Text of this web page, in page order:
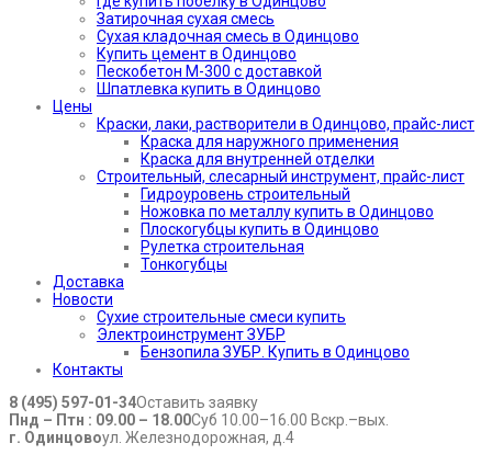
Затирочная сухая смесь
Сухая кладочная смесь в Одинцово
Купить цемент в Одинцово
Пескобетон М-300 с доставкой
Шпатлевка купить в Одинцово
Цены
Краски, лаки, растворители в Одинцово, прайс-лист
Краска для наружного применения
Краска для внутренней отделки
Строительный, слесарный инструмент, прайс-лист
Гидроуровень строительный
Ножовка по металлу купить в Одинцово
Плоскогубцы купить в Одинцово
Рулетка строительная
Тонкогубцы
Доставка
Новости
Сухие строительные смеси купить
Электроинструмент ЗУБР
Бензопила ЗУБР. Купить в Одинцово
Контакты
8 (495) 597-01-34Оставить заявку
Пнд – Птн : 09.00 – 18.00Суб 10.00–16.00 Вскр.–вых.
г. Одинцовоул. Железнодорожная, д.4